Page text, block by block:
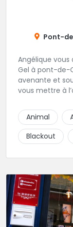
Pont-
Angélique vous
Gel à pont-de-
avenante et
vous mettre à
tatouages
réalisme.
Animal
Blackout